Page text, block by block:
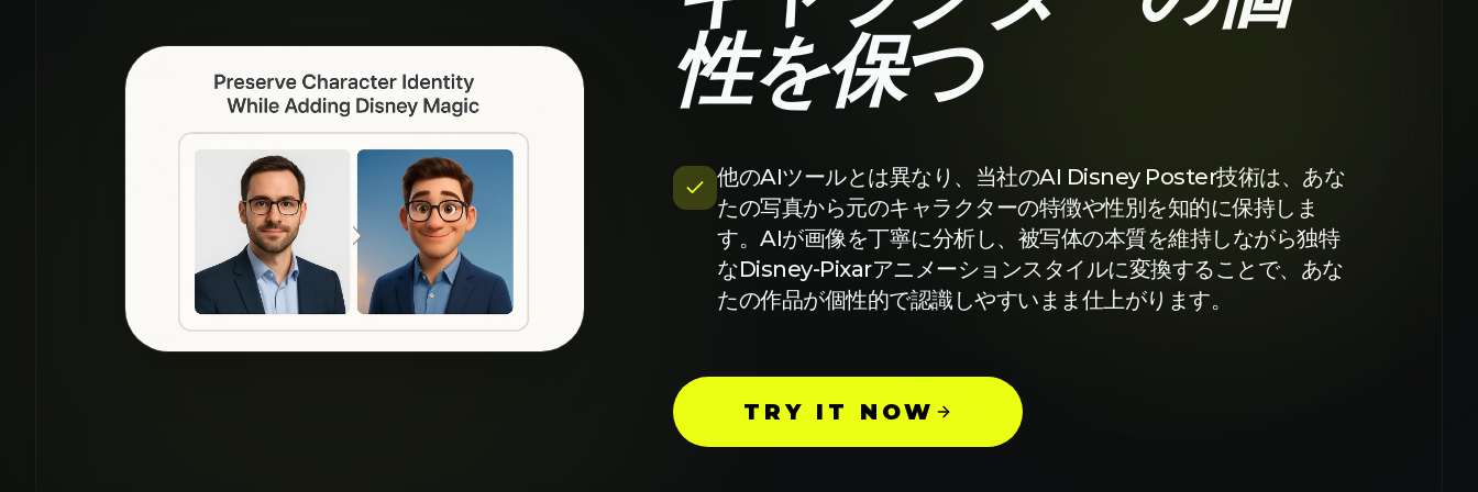
性を保つ
他のAIツールとは異なり、当社のAI Disney Poster技術は、あな
たの写真から元のキャラクターの特徴や性別を知的に保持しま
す。AIが画像を丁寧に分析し、被写体の本質を維持しながら独特
なDisney-Pixarアニメーションスタイルに変換することで、あな
たの作品が個性的で認識しやすいまま仕上がります。
TRY IT NOW
AI STUDIOを試す